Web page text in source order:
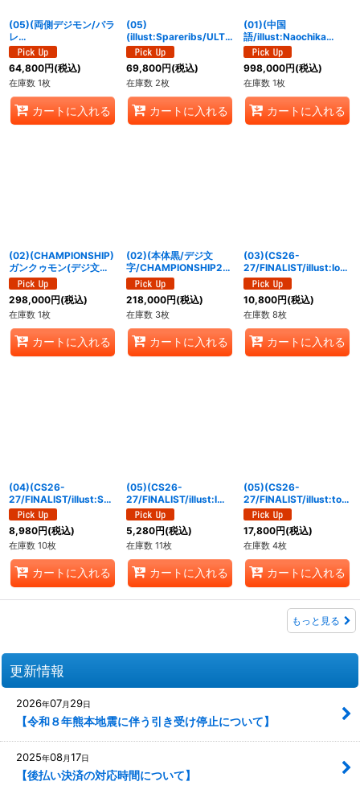
(05)(両側デジモン/パラ
レ
ル/illust:Tonamikanji)
相羽アミ【SP】{BT22-
093}《白》
64,800円(税込)
在庫数 1枚
カートに入れる
(05)
(illust:Spareribs/ULTI
MATECUP)アレスター
ドラモン：スペリオルモ
ード【R】{BT21-072}
《多》
69,800円(税込)
在庫数 2枚
カートに入れる
(01)(中国
語/illust:Naochika
Morishita)インペリアル
ドラモン:パラディンモ
ード【SEC】{BT8-112}
《白》
998,000円(税込)
在庫数 1枚
カートに入れる
(02)(CHAMPIONSHIP)
ガンクゥモン(デジ文字)
【R】{BT13-019}
《多》
298,000円(税込)
在庫数 1枚
カートに入れる
(02)(本体黒/デジ文
字/CHAMPIONSHIP20
24)ブイドラモン【U】
{BT11-027}《青》
218,000円(税込)
在庫数 3枚
カートに入れる
(03)(CS26-
27/FINALIST/illust:Iori
Sunakura)サンモン
【U】{EX5-001}《赤》
10,800円(税込)
在庫数 8枚
カートに入れる
(04)(CS26-
27/FINALIST/illust:SEN
NSU)ファントモン
【U】{BT20-072}
《紫》
8,980円(税込)
在庫数 10枚
カートに入れる
(05)(CS26-
27/FINALIST/illust:IWA
O)クレシェモン【U】
{BT22-073}《多》
5,280円(税込)
在庫数 11枚
カートに入れる
(05)(CS26-
27/FINALIST/illust:tori
yufu)ディアボロモン
【R】{BT22-064}
《黒》
17,800円(税込)
在庫数 4枚
カートに入れる
もっと見る
更新情報
2026年07月 29日
【令和８年熊本地震に伴う引き受け停止について】
2025年08月17日
【後払い決済の対応時間について】